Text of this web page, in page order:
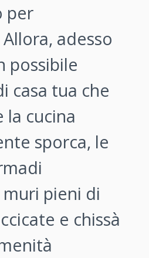
per
adesso
possibile
casa tua che
la cucina
sporca, le
pieni di
e chissà